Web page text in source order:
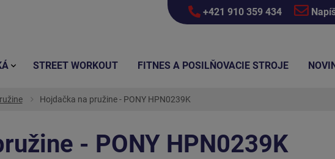
+421 910 359 434
Hojdačka na pružine - PONY HPN0239K
- PONY HPN0239K
STREET WORKOUT FITNES A POSILŇOVACIE STROJE